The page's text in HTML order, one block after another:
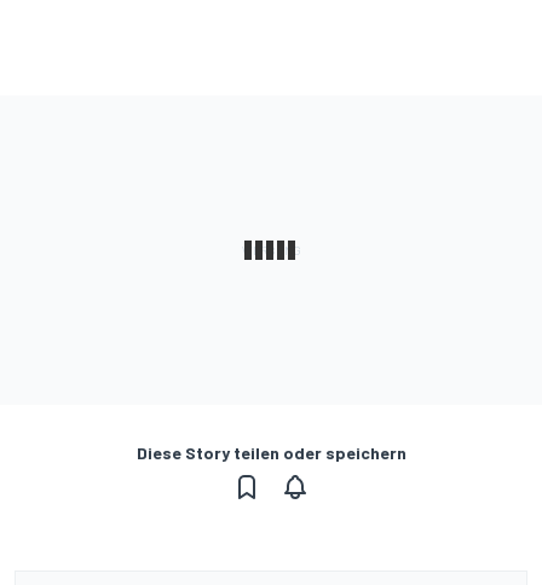
Diese Story teilen oder speichern